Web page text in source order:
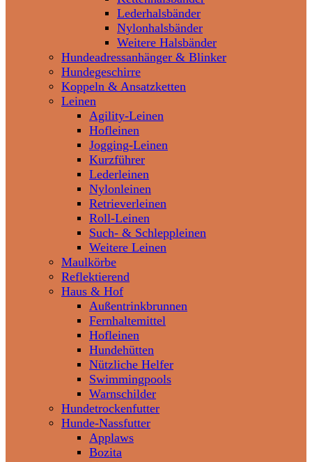
Lederhalsbänder
Nylonhalsbänder
Weitere Halsbänder
Hundeadressanhänger & Blinker
Hundegeschirre
Koppeln & Ansatzketten
Leinen
Agility-Leinen
Hofleinen
Jogging-Leinen
Kurzführer
Lederleinen
Nylonleinen
Retrieverleinen
Roll-Leinen
Such- & Schleppleinen
Weitere Leinen
Maulkörbe
Reflektierend
Haus & Hof
Außentrinkbrunnen
Fernhaltemittel
Hofleinen
Hundehütten
Nützliche Helfer
Swimmingpools
Warnschilder
Hundetrockenfutter
Hunde-Nassfutter
Applaws
Bozita